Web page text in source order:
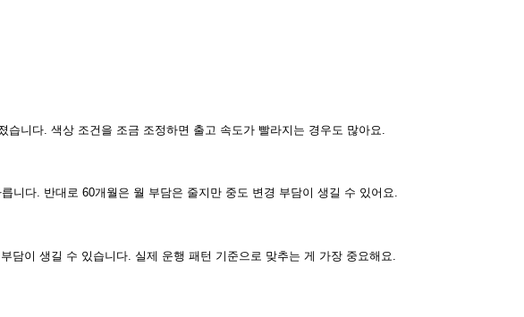
습니다. 색상 조건을 조금 조정하면 출고 속도가 빨라지는 경우도 많아요.
니다. 반대로 60개월은 월 부담은 줄지만 중도 변경 부담이 생길 수 있어요.
담이 생길 수 있습니다. 실제 운행 패턴 기준으로 맞추는 게 가장 중요해요.